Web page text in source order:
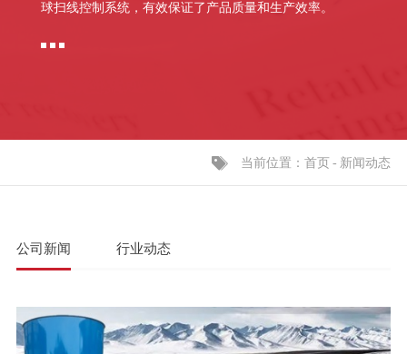
球扫线控制系统，有效保证了产品质量和生产效率。
当前位置：首页 - 新闻动态
公司新闻 行业动态